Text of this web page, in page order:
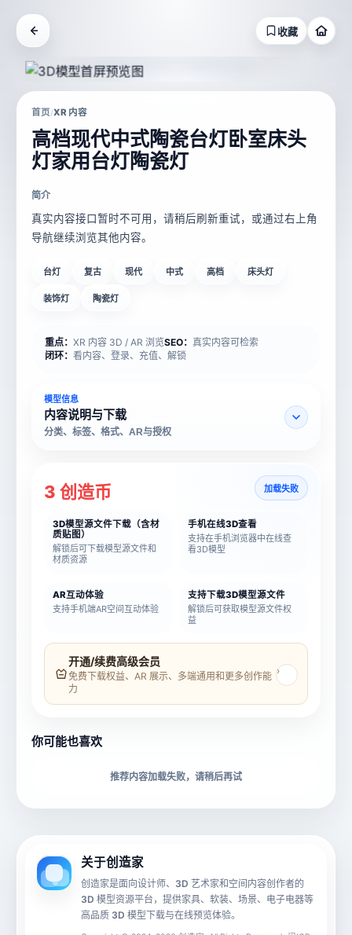
收藏
首页/XR 内容
高档现代中式陶瓷台灯卧室床头
灯家用台灯陶瓷灯
简介
真实内容接口暂时不可用，请稍后刷新重试，或通过右上角
导航继续浏览其他内容。
台灯 复古 现代 中式 高档 床头灯
装饰灯 陶瓷灯
重点： XR 内容 3D / AR 浏览SEO： 真实内容可检索
闭环： 看内容、登录、充值、解锁
模型信息
内容说明与下载
分类、标签、格式、AR与授权
模型名称
材质贴图
文件大小
3 创造币 加载失败
3D模型源文件下载（含材
质贴图）
解锁后可下载模型源文件和
材质资源
手机在线3D查看
支持在手机浏览器中在线查
看3D模型
AR互动体验
支持手机端AR空间互动体验
支持下载3D模型源文件
解锁后可获取模型源文件权
益
开通/续费高级会员
免费下载权益、AR 展示、多端通用和更多创作能
力
›
你可能也喜欢
推荐内容加载失败，请稍后再试
关于创造家
创造家是面向设计师、3D 艺术家和空间内容创作者的
3D 模型资源平台，提供家具、软装、场景、电子电器等
高品质 3D 模型下载与在线预览体验。